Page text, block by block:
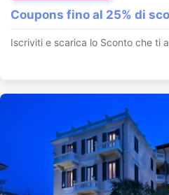
Coupons fino al 25% di
Iscriviti e scarica lo Sconto che ti